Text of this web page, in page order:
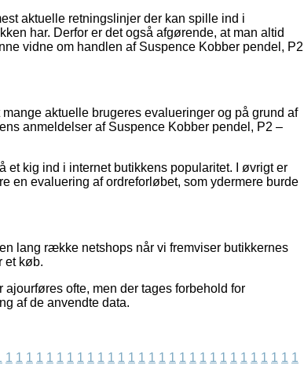
aktuelle retningslinjer der kan spille ind i
har. Derfor er det også afgørende, at man altid
vidne om handlen af Suspence Kobber pendel, P2
aktuelle brugeres evalueringer og på grund af
anmeldelser af Suspence Kobber pendel, P2 –
et kig ind i internet butikkens popularitet. I øvrigt er
en evaluering af ordreforløbet, som ydermere burde
lang række netshops når vi fremviser butikkernes
et køb.
ofte, men der tages forbehold for
af de anvendte data.
1 1 1 1 1 1 1 1 1 1 1 1 1 1 1 1 1 1 1 1 1 1 1 1 1 1 1 1 1